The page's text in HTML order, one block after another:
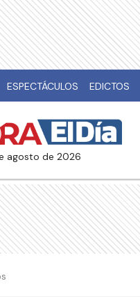
ESPECTÁCULOS EDICTOS
agosto de 2026